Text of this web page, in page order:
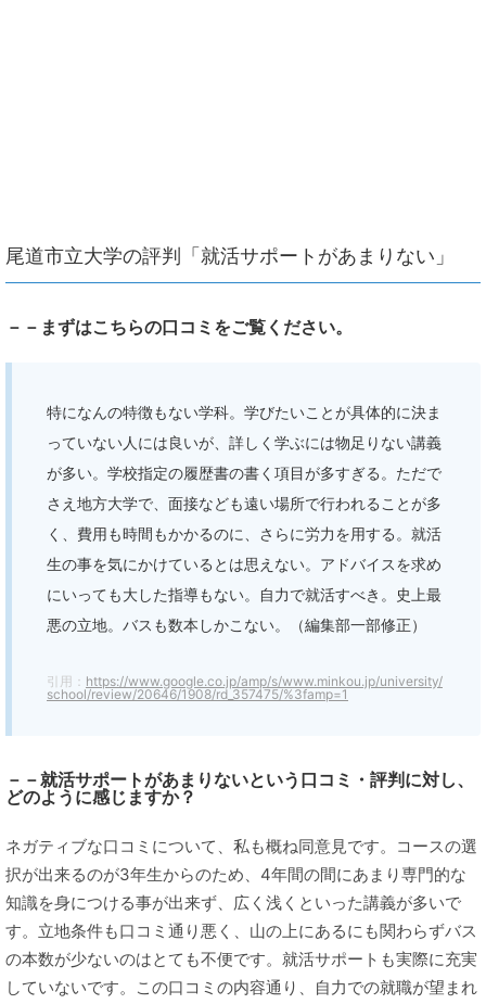
尾道市立大学の評判「就活サポートがあまりない」
－－まずはこちらの口コミをご覧ください。
特になんの特徴もない学科。学びたいことが具体的に決ま
っていない人には良いが、詳しく学ぶには物足りない講義
が多い。学校指定の履歴書の書く項目が多すぎる。ただで
さえ地方大学で、面接なども遠い場所で行われることが多
く、費用も時間もかかるのに、さらに労力を用する。就活
生の事を気にかけているとは思えない。アドバイスを求め
にいっても大した指導もない。自力で就活すべき。史上最
悪の立地。バスも数本しかこない。（編集部一部修正）
引用： https://www.google.co.jp/amp/s/www.minkou.jp/university/
school/review/20646/1908/rd_357475/%3famp=1
－－就活サポートがあまりないという口コミ・評判に対し、
どのように感じますか？
ネガティブな口コミについて、私も概ね同意見です。コースの選
択が出来るのが3年生からのため、4年間の間にあまり専門的な
知識を身につける事が出来ず、広く浅くといった講義が多いで
す。立地条件も口コミ通り悪く、山の上にあるにも関わらずバス
の本数が少ないのはとても不便です。就活サポートも実際に充実
していないです。この口コミの内容通り、自力での就職が望まれ